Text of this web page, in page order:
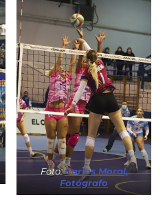
Foto:Carlos Moral,
Fotógrafo